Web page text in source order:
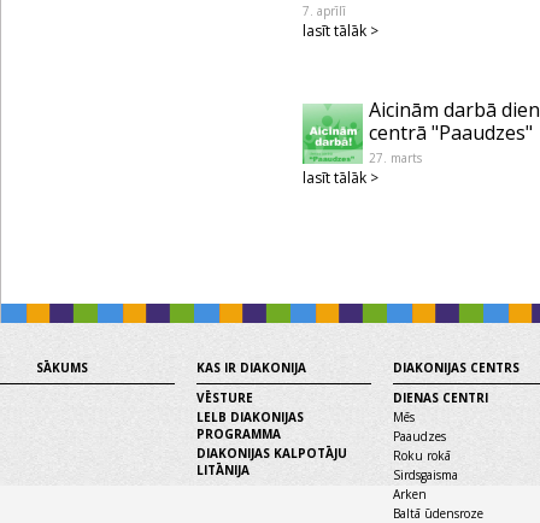
7. aprīlī
lasīt tālāk >
Aicinām darbā
centrā "Paaudzes"
27. marts
lasīt tālāk >
SĀKUMS
KAS IR DIAKONIJA
VĒSTURE
LELB DIAKONIJAS
PROGRAMMA
DIAKONIJAS KALPOTĀJU
LITĀNIJA
DIAKONIJAS CENTRS
DIENAS CENTRI
Mēs
Paaudzes
Roku rokā
Sirdsgaisma
Arken
Baltā ūdensroze